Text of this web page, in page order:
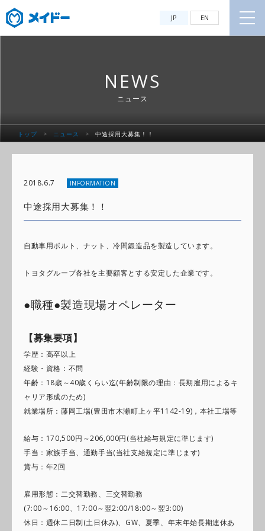
JP EN
NEWS
ニュース
トップ > ニュース > 中途採用大募集！！
2018.6.7 INFORMATION
中途採用大募集！！
自動車用ボルト、ナット、冷間鍛造品を製造しています。
トヨタグループ各社を主要顧客とする安定した企業です。
●職種●製造現場オペレーター
【募集要項】
学歴：高卒以上
経験・資格：不問
年齢：18歳～40歳くらい迄(年齢制限の理由：長期雇用によるキ
ャリア形成のため)
就業場所：藤岡工場(豊田市木瀬町上ヶ平1142-19)，本社工場等
給与：170,500円～206,000円(当社給与規定に準じます)
手当：家族手当、通勤手当(当社支給規定に準じます)
賞与：年2回
雇用形態：二交替勤務、三交替勤務
(7:00～16:00、17:00～翌2:00/18:00～翌3:00)
休日：週休二日制(土日休み)、GW、夏季、年末年始長期連休あ